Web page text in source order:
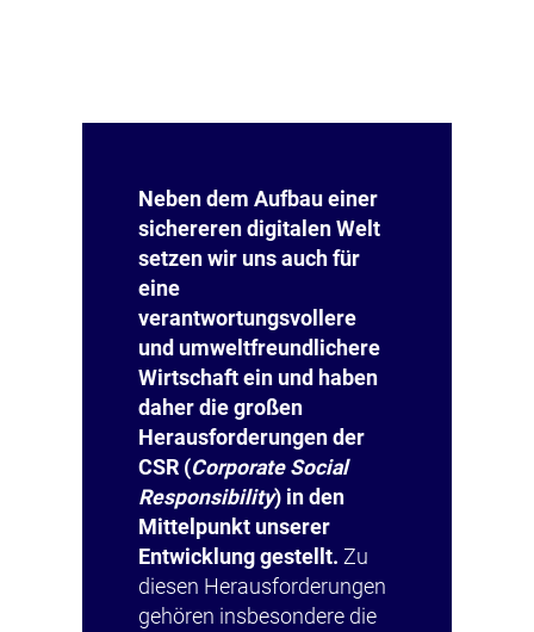
Neben dem Aufbau einer
sichereren digitalen Welt
setzen wir uns auch für
eine
verantwortungsvollere
und umweltfreundlichere
Wirtschaft ein und haben
daher die großen
Herausforderungen der
CSR (Corporate Social
Responsibility) in den
Mittelpunkt unserer
Entwicklung gestellt. Zu
diesen Herausforderungen
gehören insbesondere die